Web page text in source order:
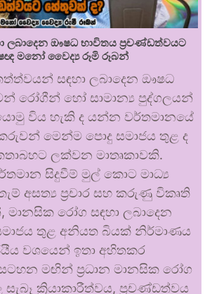
ලබාදෙන ඖෂධ භාවිතය ප්‍රචණ්ඩත්වයට
මනෝ වෛද්‍ය රූමි රූබන්
සඳහා ලබාදෙන ඖෂධ
රෝගීන් හෝ සාමාන්‍ය පුද්ගලයන්
විය හැකි ද යන්න වර්තමානයේ
මෙන්ම පොදු සමාජය තුළ ද
ලක්වන මාතෘකාවකි.
සිදුවීම් මුල් කොට මාධ්‍ය
අසත්‍ය ප්‍රචාර සහ කරුණු විකෘති
රෝග සඳහා ලබාදෙන
තුළ අනියත බියක් නිර්මාණය
වශයෙන් ඉතා අහිතකර
මඟින් ප්‍රධාන මානසික රෝග
ක්‍රියාකාරීත්වය, ප්‍රචණ්ඩත්වය